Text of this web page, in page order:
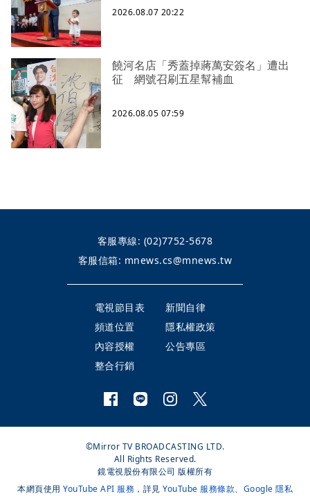
2026.08.07 20:22
饒河名店「秀蓋掉蔣萬安簽名」遭出
征 網號召刷五星幫補血
2026.08.05 07:59
客服專線: (02)7752-5678
客服信箱: mnews.cs@mnews.tw
電視節目表
新聞自律
頻道位置
隱私權政策
內容授權
公告專區
整合行銷
©Mirror TV BROADCASTING LTD.
All Rights Reserved.
鏡電視股份有限公司 版權所有
本網頁使用 YouTube API 服務 ，詳見 YouTube 服務條款、 Google 隱私